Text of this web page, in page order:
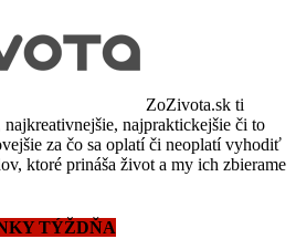
ZoZivota.sk ti
najpraktickejšie či to
za čo sa oplatí či neoplatí vyhodiť
ktoré prináša život a my ich zbierame
TÝŽDŇA